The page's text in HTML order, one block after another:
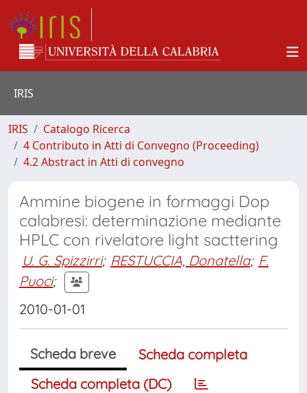
IRIS
IRIS
Catalogo Ricerca
4 Contributo in Atti di Convegno (Proceeding)
4.2 Abstract in Atti di convegno
Ammine biogene in formaggi Dop
calabresi: determinazione mediante
HPLC con rivelatore light sacttering
U. G. Spizzirri; RESTUCCIA, Donatella; F.
Puoci;
2010-01-01
Scheda breve
Scheda completa
Scheda completa (DC)